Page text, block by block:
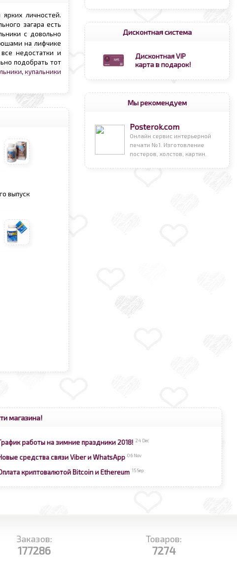
личностей.
загара есть
с довольно
на лифчике
недостатки и
подобрать тот
, купальники
выпуск
Дисконтная система
Дисконтная VIP
карта в подарок!
Мы рекомендуем
Posterok.com
Онлайн сервис интерьерной
печати №1. Изготовление
постеров, холстов, картин.
магазина!
работы на зимние праздники 2018! 24 Dec
средства связи Viber и WhatsApp 06 Nov
криптовалютой Bitcoin и Ethereum 15 Sep
Заказов:
177286
Товаров:
7274